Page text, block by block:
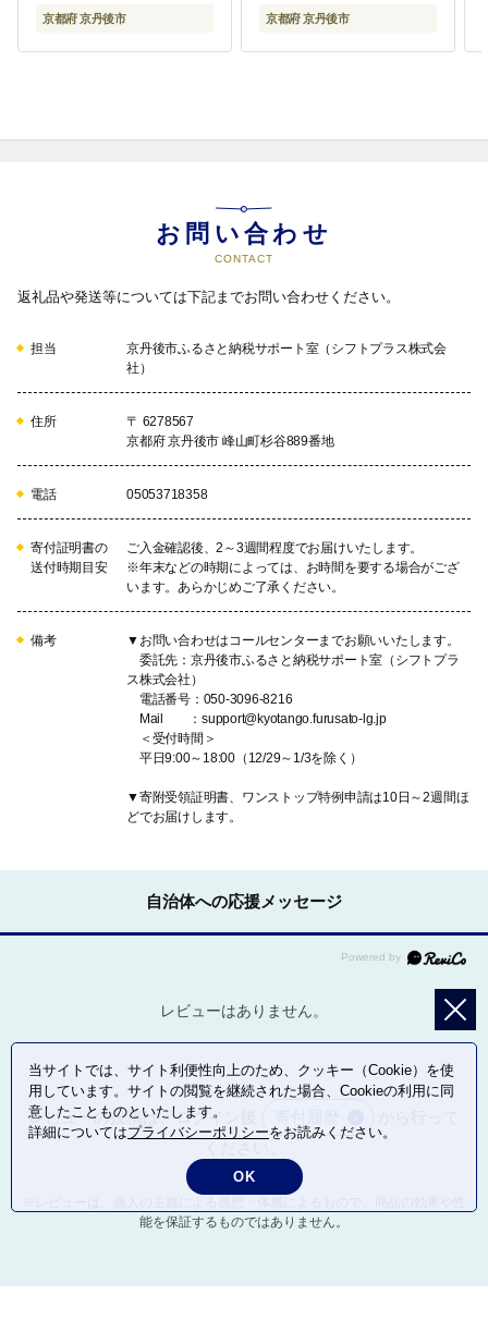
京都府 京丹後市 京都府 京丹後市
お問い合わせ
CONTACT
返礼品や発送等については下記までお問い合わせください。
担当
京丹後市ふるさと納税サポート室（シフトプラス株式会
社）
住所
〒 6278567
京都府 京丹後市 峰山町杉谷889番地
電話 05053718358
寄付証明書の
送付時期目安
ご入金確認後、2～3週間程度でお届けいたします。
※年末などの時期によっては、お時間を要する場合がござ
います。あらかじめご了承ください。
備考
▼お問い合わせはコールセンターまでお願いいたします。
委託先：京丹後市ふるさと納税サポート室（シフトプラ
ス株式会社）
電話番号：050-3096-8216
Mail ：support@kyotango.furusato-lg.jp
＜受付時間＞
平日9:00～18:00（12/29～1/3を除く）
▼寄附受領証明書、ワンストップ特例申請は10日～2週間ほ
どでお届けします。
自治体への応援メッセージ
レビューはありません。
レビューの投稿は、ログイン後
能を保証するものではありません。
当サイトでは、サイト利便性向上のため、クッキー（Cookie）を使
用しています。サイトの閲覧を継続された場合、Cookieの利用に同
意したことものといたします。
詳細についてはプライバシーポリシーをお読みください。
OK